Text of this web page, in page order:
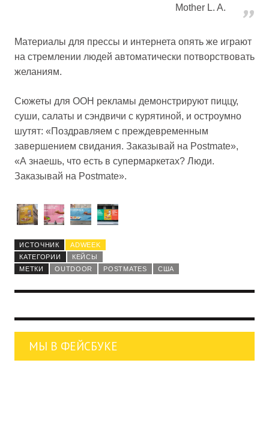
Mother L. A.
Материалы для прессы и интернета опять же играют
на стремлении людей автоматически потворствовать
желаниям.
Сюжеты для OOH рекламы демонстрируют пиццу,
суши, салаты и сэндвичи с курятиной, и остроумно
шутят: «Поздравляем с преждевременным
завершением свидания. Заказывай на Postmate»,
«А знаешь, что есть в супермаркетах? Люди.
Заказывай на Postmate».
ИСТОЧНИК
ADWEEK
КАТЕГОРИИ
КЕЙСЫ
МЕТКИ
OUTDOOR POSTMATES США
МЫ В ФЕЙСБУКЕ